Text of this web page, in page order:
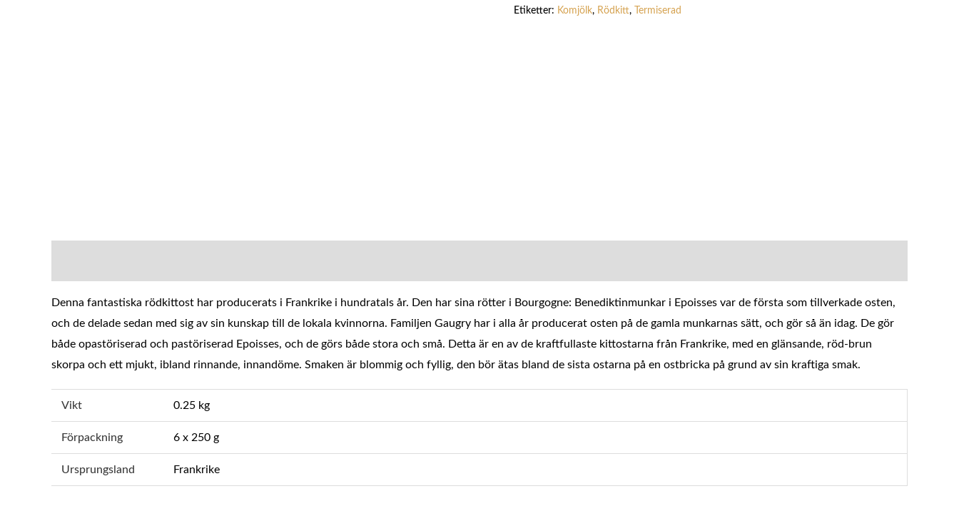
Etiketter: Komjölk, Rödkitt, Termiserad
Denna fantastiska rödkittost har producerats i Frankrike i hundratals år. Den har sina rötter i Bourgogne: Benediktinmunkar i Epoisses var de första som tillverkade osten,
och de delade sedan med sig av sin kunskap till de lokala kvinnorna. Familjen Gaugry har i alla år producerat osten på de gamla munkarnas sätt, och gör så än idag. De gör
både opastöriserad och pastöriserad Epoisses, och de görs både stora och små. Detta är en av de kraftfullaste kittostarna från Frankrike, med en glänsande, röd-brun
skorpa och ett mjukt, ibland rinnande, innandöme. Smaken är blommig och fyllig, den bör ätas bland de sista ostarna på en ostbricka på grund av sin kraftiga smak.
Vikt 0.25 kg
Förpackning 6 x 250 g
Ursprungsland Frankrike